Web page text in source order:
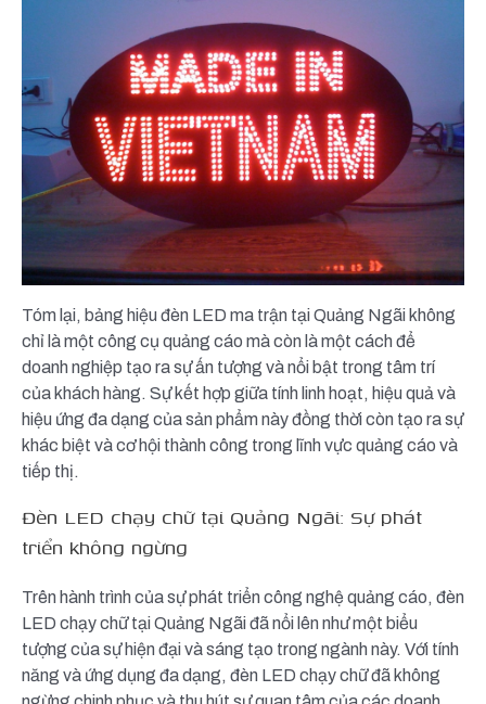
Tóm lại, bảng hiệu đèn LED ma trận tại Quảng Ngãi không
chỉ là một công cụ quảng cáo mà còn là một cách để
doanh nghiệp tạo ra sự ấn tượng và nổi bật trong tâm trí
của khách hàng. Sự kết hợp giữa tính linh hoạt, hiệu quả và
hiệu ứng đa dạng của sản phẩm này đồng thời còn tạo ra sự
khác biệt và cơ hội thành công trong lĩnh vực quảng cáo và
tiếp thị.
Đèn LED chạy chữ tại Quảng Ngãi: Sự phát
triển không ngừng
Trên hành trình của sự phát triển công nghệ quảng cáo, đèn
LED chạy chữ tại Quảng Ngãi đã nổi lên như một biểu
tượng của sự hiện đại và sáng tạo trong ngành này. Với tính
năng và ứng dụng đa dạng, đèn LED chạy chữ đã không